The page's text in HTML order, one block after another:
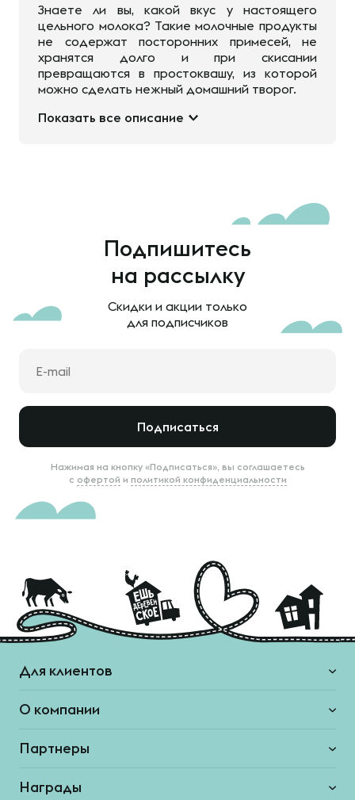
Знаете ли вы, какой вкус у настоящего
цельного молока? Такие молочные продукты
не содержат посторонних примесей, не
хранятся долго и при скисании
превращаются в простоквашу, из которой
можно сделать нежный домашний творог.
Показать все описание
Подпишитесь
на рассылку
Скидки и акции только
для подписчиков
Подписаться
Нажимая на кнопку «Подписаться», вы соглашаетесь
с офертой и политикой конфиденциальности
Для клиентов
О компании
Партнеры
Награды